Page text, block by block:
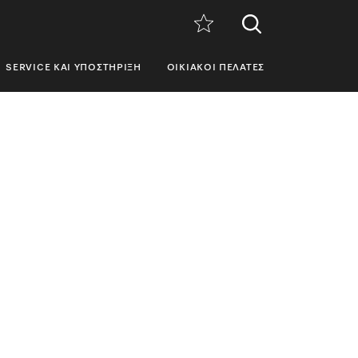
SERVICE ΚΑΙ ΥΠΟΣΤΉΡΙΞΗ ΟΙΚΙΑΚΟΊ ΠΕΛΆΤΕΣ